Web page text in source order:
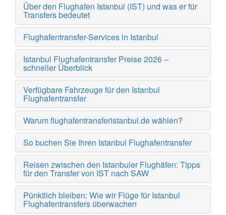
Über den Flughafen Istanbul (IST) und was er für
Transfers bedeutet
Flughafentransfer-Services in Istanbul
Istanbul Flughafentransfer Preise 2026 –
schneller Überblick
Verfügbare Fahrzeuge für den Istanbul
Flughafentransfer
Warum flughafentransferistanbul.de wählen?
So buchen Sie Ihren Istanbul Flughafentransfer
Reisen zwischen den Istanbuler Flughäfen: Tipps
für den Transfer von IST nach SAW
Pünktlich bleiben: Wie wir Flüge für Istanbul
Flughafentransfers überwachen